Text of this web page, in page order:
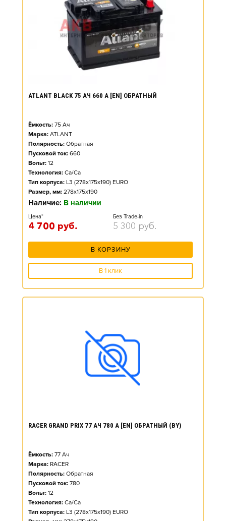
ATLANT BLACK 75 АЧ 660 А [EN] ОБРАТНЫЙ
Ёмкость: 75 Ач
Марка: ATLANT
Полярность: Обратная
Пусковой ток: 660
Вольт: 12
Технология: Ca/Ca
Тип корпуса: L3 (278x175x190) EURO
Размер, мм: 278x175x190
Наличие: В наличии
Цена*
4 700 руб.
Без Trade-in
5 300 руб.
В КОРЗИНУ
В 1 клик
RACER GRAND PRIX 77 АЧ 780 А [EN] ОБРАТНЫЙ (BY)
Ёмкость: 77 Ач
Марка: RACER
Полярность: Обратная
Пусковой ток: 780
Вольт: 12
Технология: Ca/Ca
Тип корпуса: L3 (278x175x190) EURO